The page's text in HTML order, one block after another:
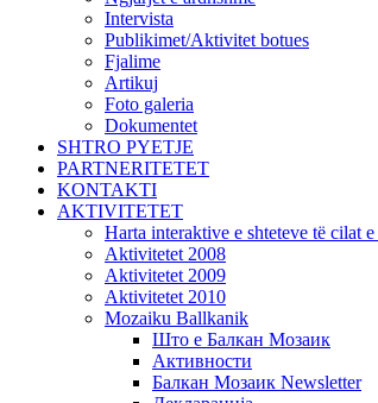
Intervista
Publikimet/Aktivitet botues
Fjalime
Artikuj
Foto galeria
Dokumentet
SHTRO PYETJE
PARTNERITETET
KONTAKTI
AKTIVITETET
Harta interaktive e shteteve të cilat
Aktivitetet 2008
Aktivitetet 2009
Aktivitetet 2010
Mozaiku Ballkanik
Што е Балкан Мозаик
Активности
Балкан Мозаик Newsletter